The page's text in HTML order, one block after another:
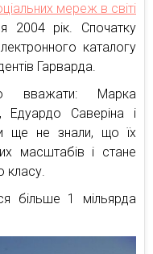
мереж в світі
2004 рік. Спочатку
каталогу
Гарварда.
вважати: Марка
Едуардо Саверіна і
ще не знали, що їх
масштабів і стане
класу.
більше 1 мільярда